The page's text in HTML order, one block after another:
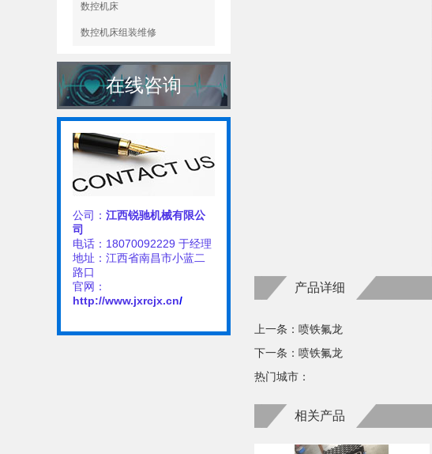
数控机床
数控机床组装维修
在线咨询
公司： 江西锐驰机械有限公
司
电话：18070092229 于经理
地址：江西省南昌市小蓝二
路口
官网：
http://www.jxrcjx.cn/
产品详细
上一条： 喷铁氟龙
下一条： 喷铁氟龙
热门城市：
相关产品